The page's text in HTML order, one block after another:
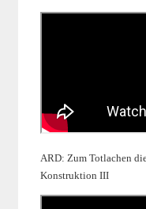
ARD: Zum Totlachen
Konstruktion III